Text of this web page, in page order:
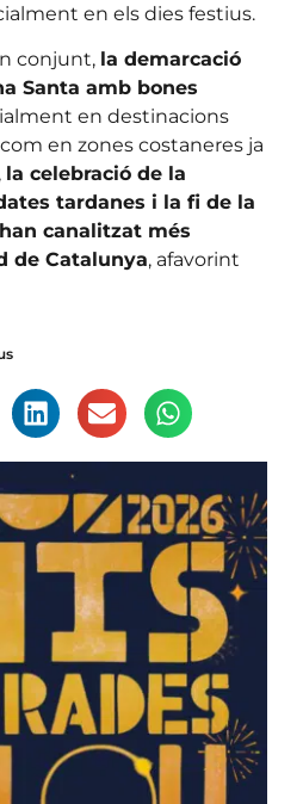
en els dies festius.
conjunt, la demarcació
Santa amb bones
en destinacions
en zones costaneres ja
la celebració de la
tardanes i la fi de la
canalitzat més
de Catalunya, afavorint